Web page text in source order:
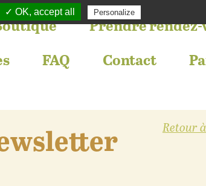
Prendre rendez-
FAQ Contact
Retour
✓ OK, accept all Personalize